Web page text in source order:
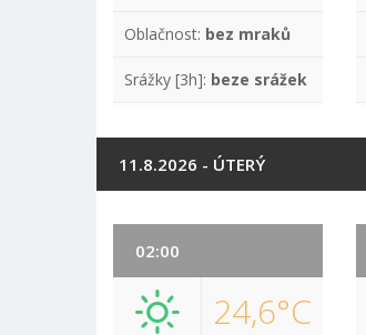
Oblačnost: bez mraků
Srážky [3h]: beze srážek
11.8.2026 - ÚTERÝ
02:00
24,6°C